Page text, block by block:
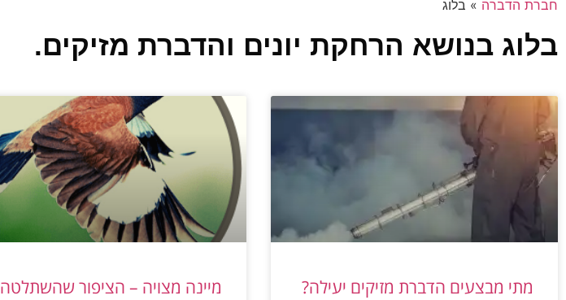
חברת הדברה » בלוג
בלוג בנושא הרחקת יונים והדברת מזיקים.
מתי מבצעים הדברת מזיקים יעילה?
מיינה מצויה – הציפור שהשתלטה